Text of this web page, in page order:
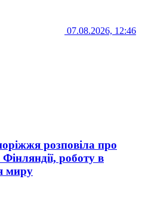
07.08.2026, 12:46
розповіла про
роботу в
миру